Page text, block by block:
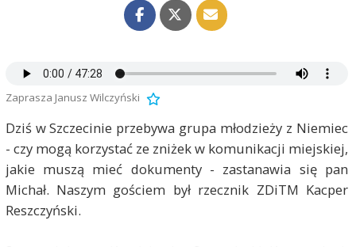
Zaprasza Janusz Wilczyński
Dziś w Szczecinie przebywa grupa młodzieży z Niemiec
- czy mogą korzystać ze zniżek w komunikacji miejskiej,
jakie muszą mieć dokumenty - zastanawia się pan
Michał. Naszym gościem był rzecznik ZDiTM Kacper
Reszczyński.